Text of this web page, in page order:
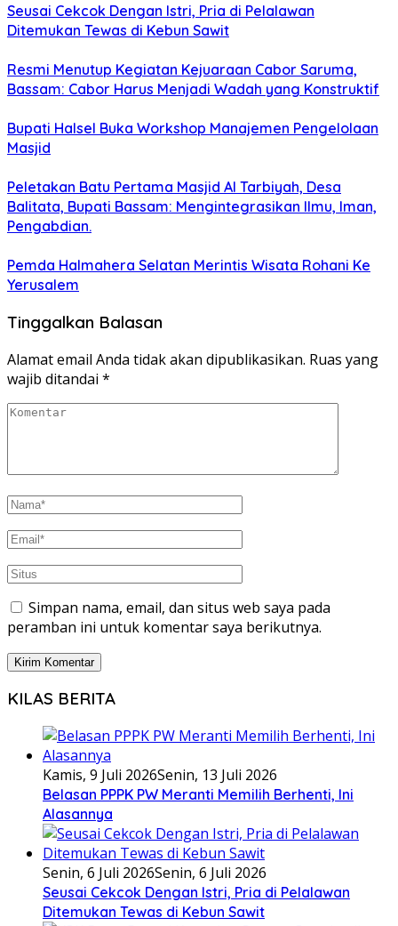
Seusai Cekcok Dengan Istri, Pria di Pelalawan
Ditemukan Tewas di Kebun Sawit
Resmi Menutup Kegiatan Kejuaraan Cabor Saruma,
Bassam: Cabor Harus Menjadi Wadah yang Konstruktif
Bupati Halsel Buka Workshop Manajemen Pengelolaan
Masjid
Peletakan Batu Pertama Masjid Al Tarbiyah, Desa
Balitata, Bupati Bassam: Mengintegrasikan Ilmu, Iman,
Pengabdian.
Pemda Halmahera Selatan Merintis Wisata Rohani Ke
Yerusalem
Tinggalkan Balasan
Alamat email Anda tidak akan dipublikasikan. Ruas yang
wajib ditandai *
Simpan nama, email, dan situs web saya pada
peramban ini untuk komentar saya berikutnya.
KILAS BERITA
Kamis, 9 Juli 2026Senin, 13 Juli 2026
Belasan PPPK PW Meranti Memilih Berhenti, Ini
Alasannya
Senin, 6 Juli 2026Senin, 6 Juli 2026
Seusai Cekcok Dengan Istri, Pria di Pelalawan
Ditemukan Tewas di Kebun Sawit